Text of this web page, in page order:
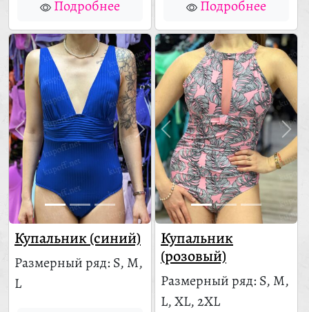
Подробнее Подробнее
Купальник (синий)
Размерный ряд: S, M,
L
Купальник
(розовый)
Размерный ряд: S, M,
L, XL, 2XL